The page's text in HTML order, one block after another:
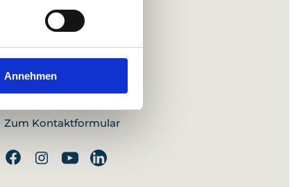
Annehmen
Fax: 0711 991-1090
Zum Kontaktformular
FacebookInstagramYoutubeLinkedin